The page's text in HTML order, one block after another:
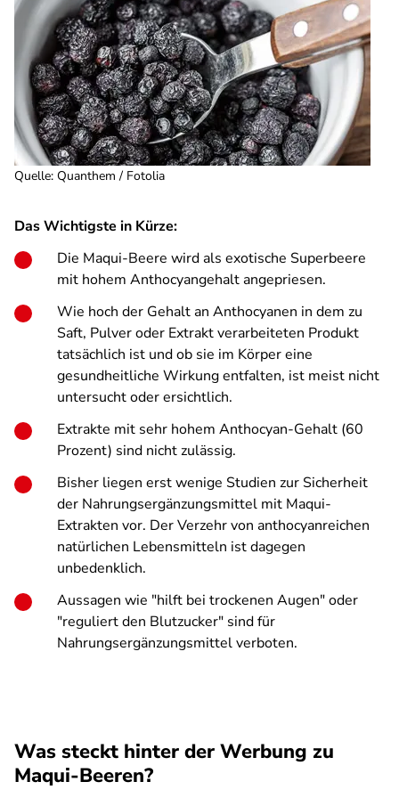
Quelle: Quanthem / Fotolia
Das Wichtigste in Kürze:
Die Maqui-Beere wird als exotische Superbeere
mit hohem Anthocyangehalt angepriesen.
Wie hoch der Gehalt an Anthocyanen in dem zu
Saft, Pulver oder Extrakt verarbeiteten Produkt
tatsächlich ist und ob sie im Körper eine
gesundheitliche Wirkung entfalten, ist meist nicht
untersucht oder ersichtlich.
Extrakte mit sehr hohem Anthocyan-Gehalt (60
Prozent) sind nicht zulässig.
Bisher liegen erst wenige Studien zur Sicherheit
der Nahrungsergänzungsmittel mit Maqui-
Extrakten vor. Der Verzehr von anthocyanreichen
natürlichen Lebensmitteln ist dagegen
unbedenklich.
Aussagen wie "hilft bei trockenen Augen" oder
"reguliert den Blutzucker" sind für
Nahrungsergänzungsmittel verboten.
Was steckt hinter der Werbung zu
Maqui-Beeren?